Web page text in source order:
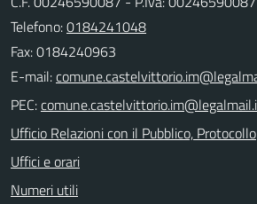
Telefono:0184241048
Fax: 0184240963
E-mail:
PEC:
Ufficio Relazioni con il Pubblico, Protocollo
Uffici e orari
Numeri utili